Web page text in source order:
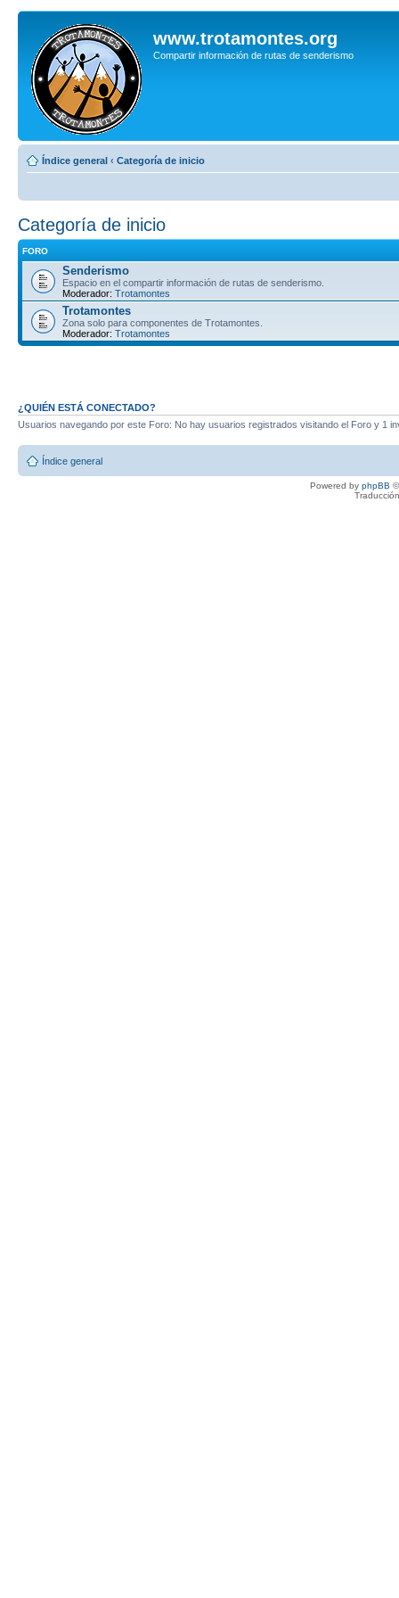
www.trotamontes.org
Compartir información de rutas de senderismo
Índice general ‹ Categoría de inicio
Categoría de inicio
FORO
Senderismo
Espacio en el compartir información de rutas de senderismo.
Moderador: Trotamontes
Trotamontes
Zona solo para componentes de Trotamontes.
Moderador: Trotamontes
¿QUIÉN ESTÁ CONECTADO?
Usuarios navegando por este Foro: No hay usuarios registrados visitando el Foro y 1
Índice general
Powered by phpBB